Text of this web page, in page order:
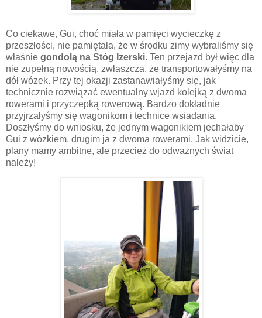
Co ciekawe, Gui, choć miała w pamięci wycieczkę z
przeszłości, nie pamiętała, że w środku zimy wybraliśmy się
właśnie gondolą na Stóg Izerski. Ten przejazd był więc dla
nie zupełną nowością, zwłaszcza, że transportowałyśmy na
dół wózek. Przy tej okazji zastanawiałyśmy się, jak
technicznie rozwiązać ewentualny wjazd kolejką z dwoma
rowerami i przyczepką rowerową. Bardzo dokładnie
przyjrzałyśmy się wagonikom i technice wsiadania.
Doszłyśmy do wniosku, że jednym wagonikiem jechałaby
Gui z wózkiem, drugim ja z dwoma rowerami. Jak widzicie,
plany mamy ambitne, ale przecież do odważnych świat
należy!